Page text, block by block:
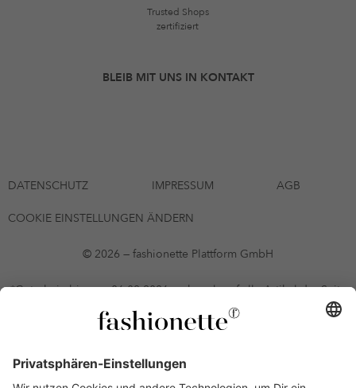
Trusted Shops
zertifiziert
BLEIB MIT UNS IN KONTAKT
DATENSCHUTZ IMPRESSUM AGB
COOKIE EINSTELLUNGEN ÄNDERN
© 2026 — fashionette Plattform GmbH
*Gutschein bis zum 06.08.2026 mehrmals auf alle Artikel der Seite
fashionette.at/selected-styles anwendbar. Es gelten die in den AGB
§9 festgelegten Bedingungen.
vorausgesetzt, alle Preise inkl. MwSt. und ohne Versandkosten. Bei
Ratenkäufen kann die letzte Rate geringfügig abweichen. Die